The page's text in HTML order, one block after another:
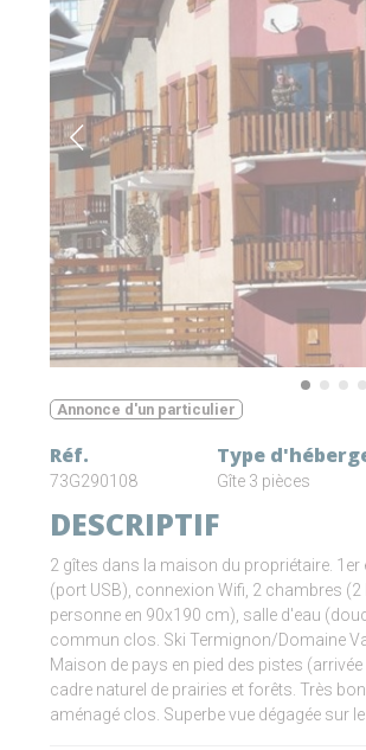
Annonce d'un particulier
Réf.
73G290108
Type
Gîte 3 pièces
DESCRIPTIF
2 gîtes dans la maison du propriétaire.
(port USB), connexion Wifi, 2 chambres
personne en 90x190 cm), salle d'eau
commun clos. Ski Termignon/Domaine
Maison de pays en pied des pistes
cadre naturel de prairies et forêts. Très
aménagé clos. Superbe vue dégagée sur